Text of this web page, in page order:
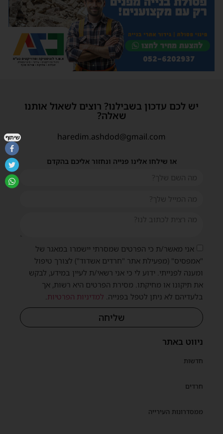
ניווט באתר
חדשות
חרדים
ממסדרונות העירייה
יש לכם עדכון בשבילנו? רוצים לשאול אותנו
שאלה?
haredim.ashdod@gmail.com
או שילחו אלינו פנייה ונחזור אליכם בהקדם
אני מאשר/ת כי הפרטים שמסרתי יישמרו במאגר של
"אמפסיס" (מפעילת אתר "חרדים אשדוד") לצורך טיפול
ומענה לפנייתי. ידוע לי כי אני רשאי/ת לעיין במידע, לבקש
את תיקונו או מחיקתו. מסירת הפרטים היא רשות, אך
בלעדיהם לא ניתן לטפל בפנייה. למדיניות הפרטיות.
שליחה
שיתוף